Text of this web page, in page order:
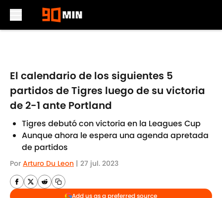
El calendario de los siguientes 5
partidos de Tigres luego de su victoria
de 2-1 ante Portland
Tigres debutó con victoria en la Leagues Cup
Aunque ahora le espera una agenda apretada
de partidos
Por Arturo Du Leon | 27 jul. 2023
Add us as a preferred source